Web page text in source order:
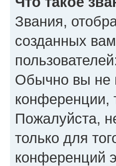
Звания,
созданных
Обычно вы не
конференции,
Пожалуйста,
только для
конференций